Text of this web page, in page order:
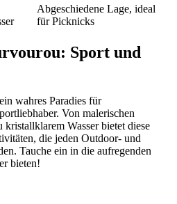
Abgeschiedene Lage, ideal
für Picknicks
Sport und
wahres Paradies für
Von malerischen
Wasser bietet diese
die jeden Outdoor- und
Tauche ein in die aufregenden
bieten!